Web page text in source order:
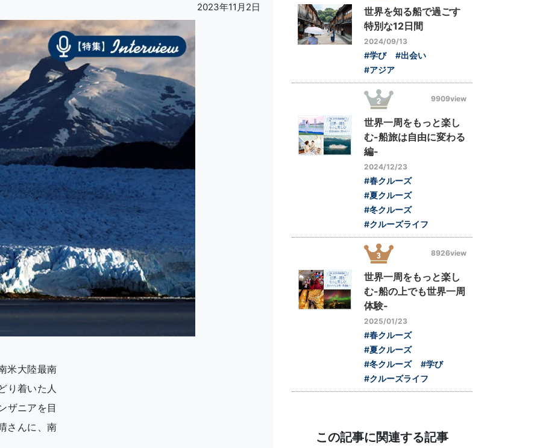
2023年11月2日
米大陸最南
り着いた人
ザニアを目
さんに、南
世界を知る船で過ごす
特別な12日間
2024/09/13
#学び
#出会い
#アジア
9909view
世界一周をもっと楽し
む-船旅は自由に変わる
編-
2024/12/23
#春クルーズ
#夏クルーズ
#冬クルーズ
#クルーズライフ
8926view
世界一周をもっと楽し
む-船の上でも世界一周
体験-
2025/01/23
#春クルーズ
#夏クルーズ
#冬クルーズ
#学び
#クルーズライフ
この記事に関連する記事